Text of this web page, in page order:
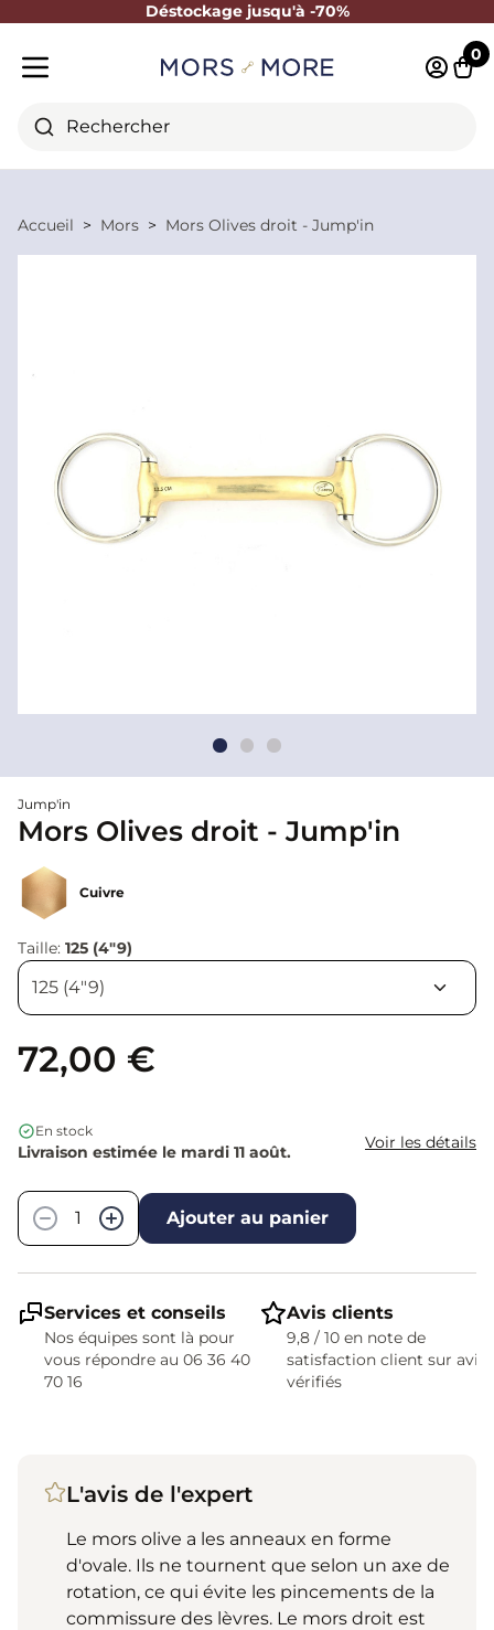
Déstockage jusqu'à -70%
Fermer
Rechercher
0
Accueil Mors Mors Olives droit - Jump'in
Jump'in
Mors Olives droit - Jump'in
Cuivre
Taille: 125 (4"9)
72,00 €
En stock
Livraison estimée le mardi 11 août. Voir les détails
−
+ Ajouter au panier
Services et conseils
Nos équipes sont là pour
vous répondre au 06 36 40
70 16
Avis clients
9,8 / 10 en note de
satisfaction client sur avis
vérifiés
L'avis de l'expert
Le mors olive a les anneaux en forme
d'ovale. Ils ne tournent que selon un axe de
rotation, ce qui évite les pincements de la
commissure des lèvres. Le mors droit est